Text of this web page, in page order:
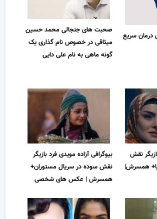
درمان سریع
صحبت های جنجالی محمد حسین
میثاقی در خصوص نام گذاری یک
گونه ماهی به نام علی دایی
نقش
همسرش|
بیوگرافی آزاده مویدی فرد بازیگر
نقش سوده در سریال مستوران+
همسرش | عکس های شخصی